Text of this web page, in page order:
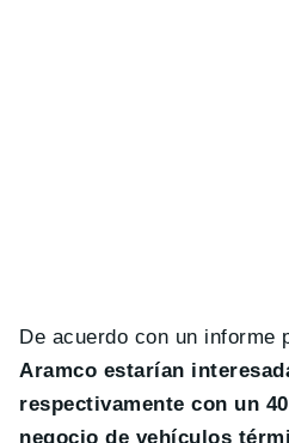
De acuerdo con un informe
Aramco estarían
respectivamente con un
negocio de vehículos